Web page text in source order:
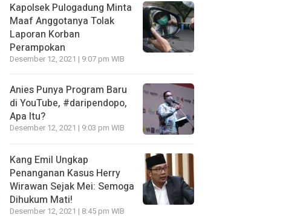
Kapolsek Pulogadung Minta
Maaf Anggotanya Tolak
Laporan Korban
Perampokan
Desember 12, 2021 | 9:07 pm WIB
Anies Punya Program Baru
di YouTube, #daripendopo,
Apa Itu?
Desember 12, 2021 | 9:03 pm WIB
Kang Emil Ungkap
Penanganan Kasus Herry
Wirawan Sejak Mei: Semoga
Dihukum Mati!
Desember 12, 2021 | 8:45 pm WIB